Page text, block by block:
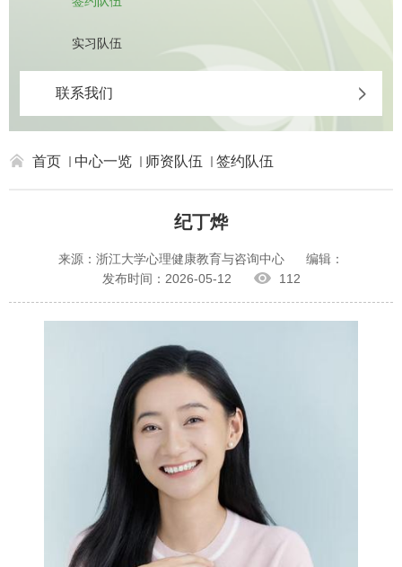
实习队伍
联系我们
首页 中心一览 师资队伍 签约队伍
纪丁烨
来源：浙江大学心理健康教育与咨询中心
编辑：
发布时间：2026-05-12
112